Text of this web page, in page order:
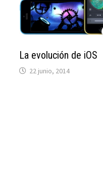
La evolución de iOS
22 junio, 2014